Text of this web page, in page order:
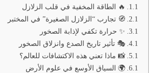
🔥 الطاقة المخفية في قلب الزلازل
🧭 تجارب “الزلازل الصغيرة” في المختبر
✨ حرارة تكفي لإذابة الصخور
🎭 تأثير تاريخ الصدع وانزلاق الصخور
📸 ماذا تعني هذه الاكتشافات للعالم؟
🌍 السياق الأوسع في علوم الأرض